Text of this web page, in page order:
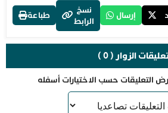
إرسال
نسخ
الرابط
طباعة
الزوار ( 0 )
التعليقات حسب الاختيارات أسفله